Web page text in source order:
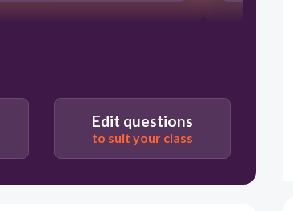
Edit questions
to suit your class